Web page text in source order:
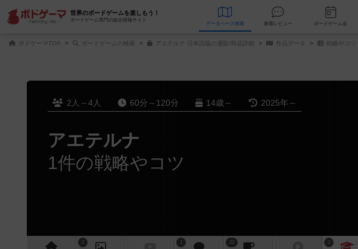
世界のボードゲームを楽しもう！
ボードゲーム専門の総合情報サイト
データベース 検索 新着レビュー ボ
ボドゲーマTOP ボードゲームの検索 アエテルナ 日本語版の通販/商品詳細 作品データ 戦略やコツ
2人～4人 60分～120分 14歳～ 2025年～
アエテルナ
1件の戦略やコツ
2 1 22 1